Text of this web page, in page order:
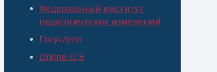
Федеральный институт
педагогических измерений
Госуслуги
Online ЕГЭ